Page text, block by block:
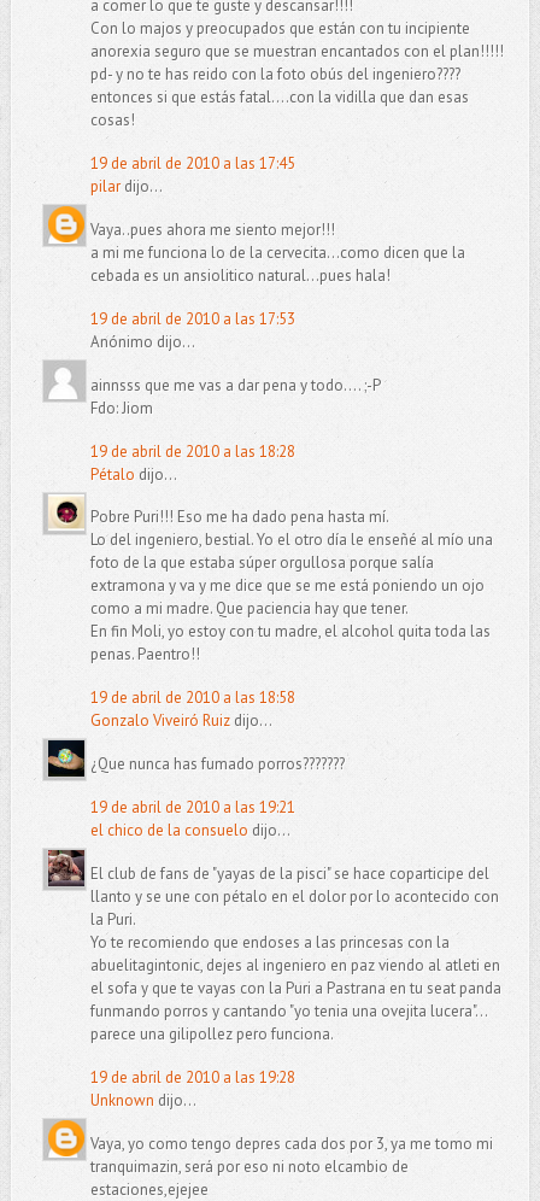
a comer lo que te guste y descansar!!!!
Con lo majos y preocupados que están con tu incipiente
anorexia seguro que se muestran encantados con el plan!!!!!
pd- y no te has reido con la foto obús del ingeniero????
entonces si que estás fatal....con la vidilla que dan esas
cosas!
19 de abril de 2010 a las 17:45
pilardijo...
Vaya..pues ahora me siento mejor!!!
a mi me funciona lo de la cervecita...como dicen que la
cebada es un ansiolitico natural...pues hala!
19 de abril de 2010 a las 17:53
Anónimo dijo...
ainnsss que me vas a dar pena y todo.... ;-P
Fdo: Jiom
19 de abril de 2010 a las 18:28
Pétalo dijo...
Pobre Puri!!! Eso me ha dado pena hasta mí.
Lo del ingeniero, bestial. Yo el otro día le enseñé al mío una
foto de la que estaba súper orgullosa porque salía
extramona y va y me dice que se me está poniendo un ojo
como a mi madre. Que paciencia hay que tener.
En fin Moli, yo estoy con tu madre, el alcohol quita toda las
penas. Paentro!!
19 de abril de 2010 a las 18:58
Gonzalo Viveiró Ruizdijo...
¿Que nunca has fumado porros???????
19 de abril de 2010 a las 19:21
el chico de la consuelo dijo...
El club de fans de "yayas de la pisci" se hace coparticipe del
llanto y se une con pétalo en el dolor por lo acontecido con
la Puri.
Yo te recomiendo que endoses a las princesas con la
abuelitagintonic, dejes al ingeniero en paz viendo al atleti en
el sofa y que te vayas con la Puri a Pastrana en tu seat panda
funmando porros y cantando "yo tenia una ovejita lucera"...
parece una gilipollez pero funciona.
19 de abril de 2010 a las 19:28
Unknown dijo...
Vaya, yo como tengo depres cada dos por 3, ya me tomo mi
tranquimazin, será por eso ni noto elcambio de
estaciones,ejejee